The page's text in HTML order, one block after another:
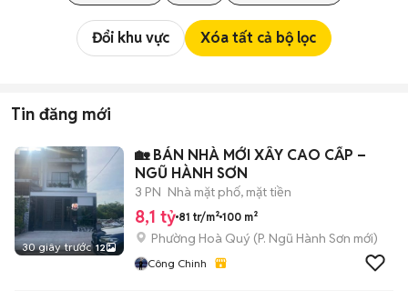
Đổi khu vực Xóa tất cả bộ lọc
Tin đăng mới
30 giây trước 12
🏡 BÁN NHÀ MỚI XÂY CAO CẤP –
NGŨ HÀNH SƠN
3 PN Nhà mặt phố, mặt tiền
8,1 tỷ 81 tr/m² 100 m²
Phường Hoà Quý (P. Ngũ Hành Sơn mới)
Công Chinh